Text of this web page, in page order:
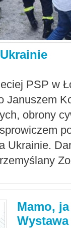
PSP w
Januszem
obrony
Ukrainie.
Mamo,